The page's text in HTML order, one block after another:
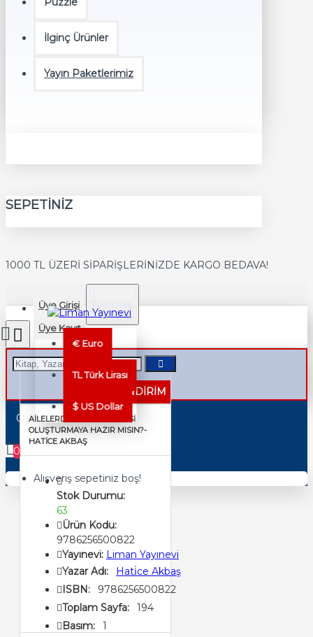
İlginç Ürünler
Yayın Paketlerimiz
SEPETINIZ
1000 TL ÜZERİ SİPARİŞLERİNİZDE KARGO BEDAVA!
Üye Girişi
Üye Kayıt
TRY
€ Euro
TLTürk Lirası
$ US Dollar
0 ürün - 0,00TL
0
Alışveriş sepetiniz boş!
%40 İNDİRİM
AİLELERDE KELEBEK ETKİSİ
OLUŞTURMAYA HAZIR MISIN?-
HATİCE AKBAŞ
Stok Durumu:
63
Ürün Kodu:
9786256500822
Yayınevi: Liman Yayınevi
Yazar Adı:
Hati̇ce Akbaş
ISBN:
9786256500822
Toplam Sayfa:
194
Basım:
1